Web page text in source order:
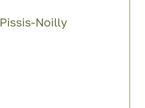
Pissis-Noilly